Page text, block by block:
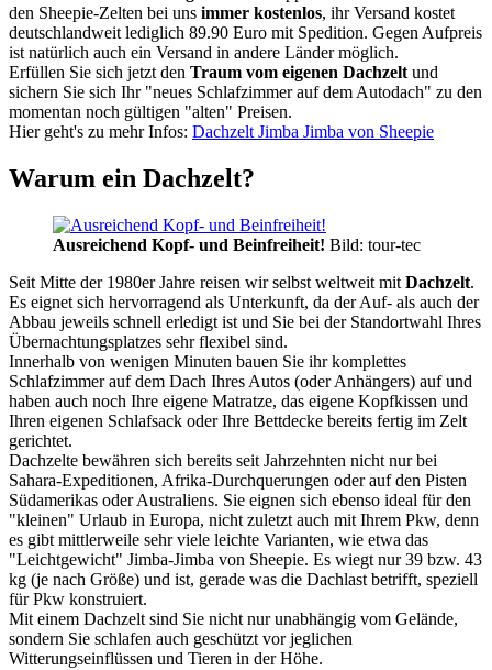
den Sheepie-Zelten bei uns immer kostenlos, ihr Versand kostet
deutschlandweit lediglich 89.90 Euro mit Spedition. Gegen Aufpreis
ist natürlich auch ein Versand in andere Länder möglich.
Erfüllen Sie sich jetzt den Traum vom eigenen Dachzelt und
sichern Sie sich Ihr "neues Schlafzimmer auf dem Autodach" zu den
momentan noch gültigen "alten" Preisen.
Hier geht's zu mehr Infos: Dachzelt Jimba Jimba von Sheepie
Warum ein Dachzelt?
Ausreichend Kopf- und Beinfreiheit! Bild: tour-tec
Seit Mitte der 1980er Jahre reisen wir selbst weltweit mit Dachzelt.
Es eignet sich hervorragend als Unterkunft, da der Auf- als auch der
Abbau jeweils schnell erledigt ist und Sie bei der Standortwahl Ihres
Übernachtungsplatzes sehr flexibel sind.
Innerhalb von wenigen Minuten bauen Sie ihr komplettes
Schlafzimmer auf dem Dach Ihres Autos (oder Anhängers) auf und
haben auch noch Ihre eigene Matratze, das eigene Kopfkissen und
Ihren eigenen Schlafsack oder Ihre Bettdecke bereits fertig im Zelt
gerichtet.
Dachzelte bewähren sich bereits seit Jahrzehnten nicht nur bei
Sahara-Expeditionen, Afrika-Durchquerungen oder auf den Pisten
Südamerikas oder Australiens. Sie eignen sich ebenso ideal für den
"kleinen" Urlaub in Europa, nicht zuletzt auch mit Ihrem Pkw, denn
es gibt mittlerweile sehr viele leichte Varianten, wie etwa das
"Leichtgewicht" Jimba-Jimba von Sheepie. Es wiegt nur 39 bzw. 43
kg (je nach Größe) und ist, gerade was die Dachlast betrifft, speziell
für Pkw konstruiert.
Mit einem Dachzelt sind Sie nicht nur unabhängig vom Gelände,
sondern Sie schlafen auch geschützt vor jeglichen
Witterungseinflüssen und Tieren in der Höhe.